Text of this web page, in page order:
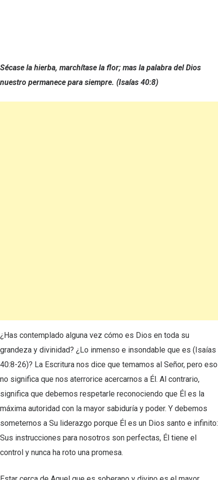
Sécase la hierba, marchítase la flor; mas la palabra del Dios
nuestro permanece para siempre. (Isaías 40:8)
¿Has contemplado alguna vez cómo es Dios en toda su
grandeza y divinidad? ¿Lo inmenso e insondable que es (Isaías
40:8-26)? La Escritura nos dice que temamos al Señor, pero eso
no significa que nos aterrorice acercarnos a Él. Al contrario,
significa que debemos respetarle reconociendo que Él es la
máxima autoridad con la mayor sabiduría y poder. Y debemos
someternos a Su liderazgo porque Él es un Dios santo e infinito:
Sus instrucciones para nosotros son perfectas, Él tiene el
control y nunca ha roto una promesa.